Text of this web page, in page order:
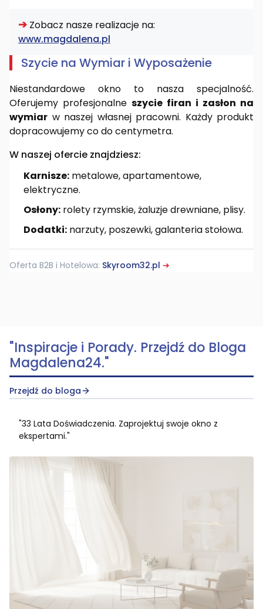
➔ Zobacz nasze realizacje na:
www.magdalena.pl
Szycie na Wymiar i Wyposażenie
Niestandardowe okno to nasza specjalność.
Oferujemy profesjonalne szycie firan i zasłon na
wymiar w naszej własnej pracowni. Każdy produkt
dopracowujemy co do centymetra.
W naszej ofercie znajdziesz:
Karnisze: metalowe, apartamentowe,
elektryczne.
Osłony: rolety rzymskie, żaluzje drewniane, plisy.
Dodatki: narzuty, poszewki, galanteria stołowa.
Oferta B2B i Hotelowa: Skyroom32.pl ➔
"Inspiracje i Porady. Przejdź do Bloga
Magdalena24."
Przejdź do bloga
"33 Lata Doświadczenia. Zaprojektuj swoje okno z
ekspertami."